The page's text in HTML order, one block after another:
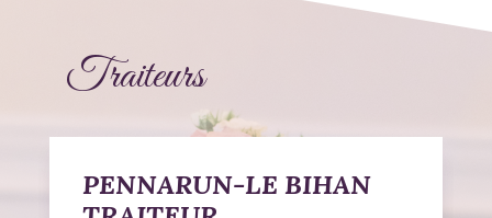
Traiteurs
PENNARUN-LE BIHAN